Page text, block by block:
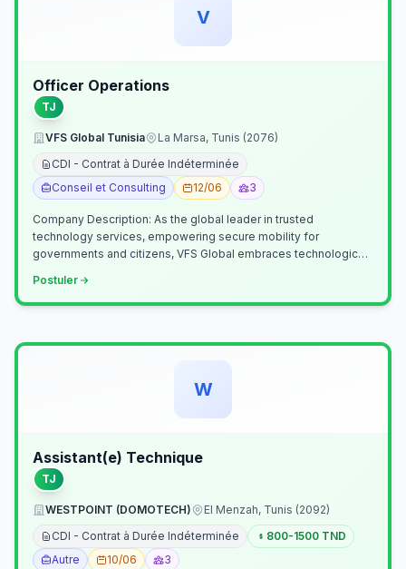
V
Officer Operations
TJ
VFS Global Tunisia
La Marsa, Tunis (2076)
CDI - Contrat à Durée Indéterminée
Conseil et Consulting
12/06 3
Company Description: As the global leader in trusted
technology services, empowering secure mobility for
governments and citizens, VFS Global embraces technological
Postuler
W
Assistant(e) Technique
TJ
WESTPOINT (DOMOTECH)
El Menzah, Tunis (2092)
CDI - Contrat à Durée Indéterminée
800-1500 TND
Autre
10/06 3